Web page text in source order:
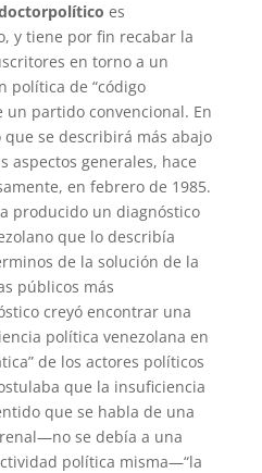
es
y tiene por fin recabar la
en torno a un
política de “código
un partido convencional. En
se describirá más abajo
aspectos generales, hace
en febrero de 1985.
producido un diagnóstico
que lo describía
de la solución de la
públicos más
creyó encontrar una
política venezolana en
de los actores políticos
que la insuficiencia
que se habla de una
se debía a una
política misma—“la